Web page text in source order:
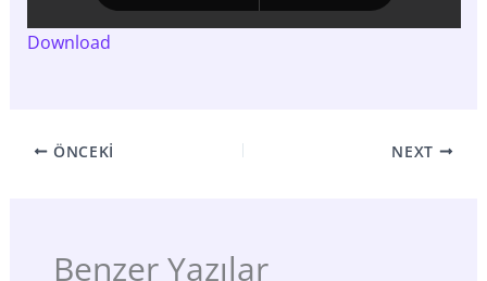
Download
ÖNCEKI NEXT
Benzer Yazılar